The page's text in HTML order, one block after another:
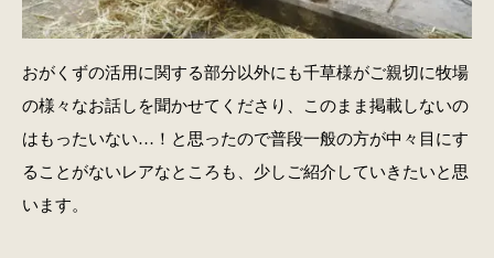
おがくずの活用に関する部分以外にも千草様がご親切に牧場
の様々なお話しを聞かせてくださり、このまま掲載しないの
はもったいない…！と思ったので普段一般の方が中々目にす
ることがないレアなところも、少しご紹介していきたいと思
います。